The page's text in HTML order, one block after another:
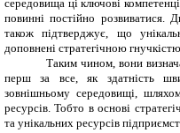
середовища ці ключові
повинні постійно розвиватися.
також підтверджує, що
доповнені стратегічною
Таким чином, вони
перш за все, як здатність
зовнішньому середовищі,
ресурсів. Тобто в основі
та унікальних ресурсів